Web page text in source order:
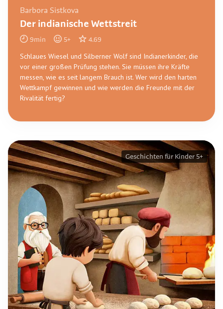
Barbora Sistkova
Der indianische Wettstreit
9min 5+ 4.69
Schlaues Wiesel und Silberner Wolf sind Indianerkinder, die
vor einer großen Prüfung stehen. Sie müssen ihre Kräfte
messen, wie es seit langem Brauch ist. Wer wird den harten
Wettkampf gewinnen und wie werden die Freunde mit der
Rivalität fertig?
Geschichten für Kinder 5+